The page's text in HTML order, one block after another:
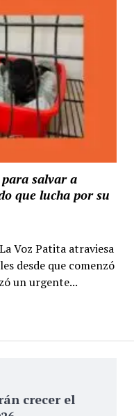
salvar a
que lucha por su
Voz Patita atraviesa
desde que comenzó
un urgente...
crecer el